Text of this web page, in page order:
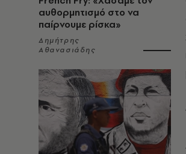
αυθορμητισμό στο να
παίρνουμε ρίσκα»
Δημήτρης
Αθανασιάδης